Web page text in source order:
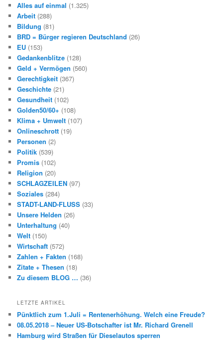
Alles auf einmal (1.325)
Arbeit (288)
Bildung (81)
BRD = Bürger regieren Deutschland (26)
EU (153)
Gedankenblitze (128)
Geld + Vermögen (560)
Gerechtigkeit (367)
Geschichte (21)
Gesundheit (102)
Golden50/60+ (108)
Klima + Umwelt (107)
Onlineschrott (19)
Personen (2)
Politik (539)
Promis (102)
Religion (20)
SCHLAGZEILEN (97)
Soziales (284)
STADT-LAND-FLUSS (33)
Unsere Helden (26)
Unterhaltung (40)
Welt (150)
Wirtschaft (572)
Zahlen + Fakten (168)
Zitate + Thesen (18)
Zu diesem BLOG … (36)
LETZTE ARTIKEL
Pünktlich zum 1.Juli = Rentenerhöhung. Welch eine Freude?
08.05.2018 – Neuer US-Botschafter ist Mr. Richard Grenell
Hamburg wird Straßen für Dieselautos sperren